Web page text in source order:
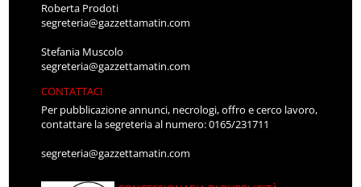
Roberta Prodoti
segreteria@gazzettamatin.com
Stefania Muscolo
segreteria@gazzettamatin.com
CONTATTACI
Per pubblicazione annunci, necrologi, offro e cerco lavoro,
contattare la segreteria al numero: 0165/231711
segreteria@gazzettamatin.com